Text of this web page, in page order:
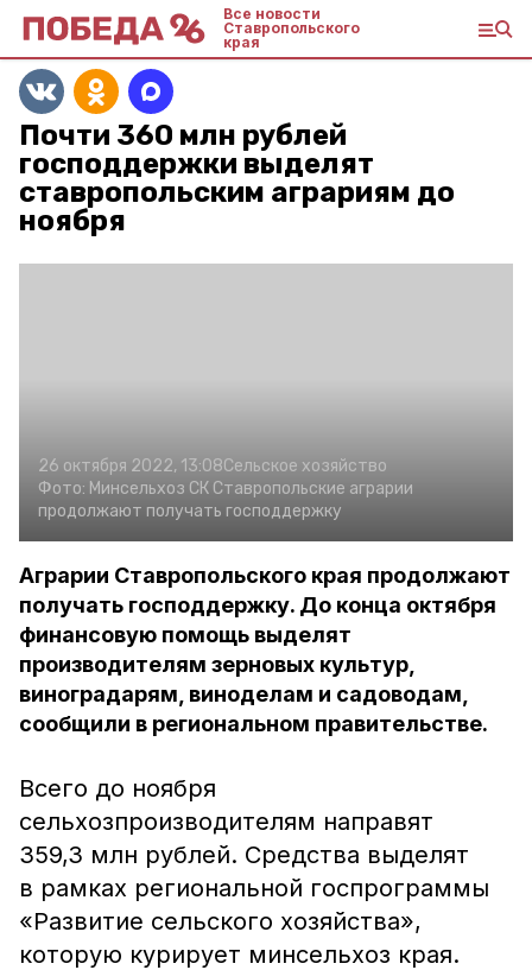
Все новости
Ставропольского
края
Почти 360 млн рублей
господдержки выделят
ставропольским аграриям до
ноября
26 октября 2022, 13:08Сельское хозяйство
Фото: Минсельхоз СК Ставропольские аграрии
продолжают получать господдержку
Аграрии Ставропольского края продолжают
получать господдержку. До конца октября
финансовую помощь выделят
производителям зерновых культур,
виноградарям, виноделам и садоводам,
сообщили в региональном правительстве.
Всего до ноября
сельхозпроизводителям направят
359,3 млн рублей. Средства выделят
в рамках региональной госпрограммы
«Развитие сельского хозяйства»,
которую курирует минсельхоз края.